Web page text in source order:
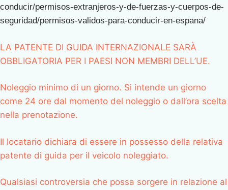
conducir/permisos-extranjeros-y-de-fuerzas-y-cuerpos-de-
seguridad/permisos-validos-para-conducir-en-espana/
LA PATENTE DI GUIDA INTERNAZIONALE SARÀ
OBBLIGATORIA PER I PAESI NON MEMBRI DELL’UE.
Noleggio minimo di un giorno. Si intende un giorno
come 24 ore dal momento del noleggio o dall’ora scelta
nella prenotazione.
Il locatario dichiara di essere in possesso della relativa
patente di guida per il veicolo noleggiato.
Qualsiasi controversia che possa sorgere in relazione al